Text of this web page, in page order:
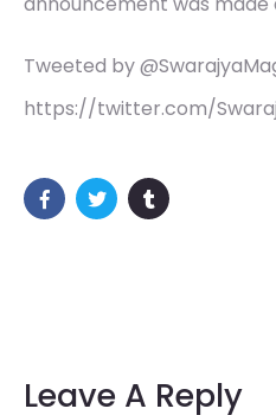
Tweeted by
https://twitter.com/
Leave A Reply